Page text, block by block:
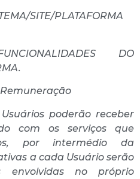
SITE/PLATAFORMA
DO
Remuneração
poderão receber
com os serviços que
por intermédio da
a cada Usuário serão
envolvidas no próprio